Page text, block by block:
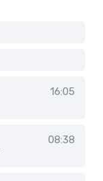
16:05
08:38